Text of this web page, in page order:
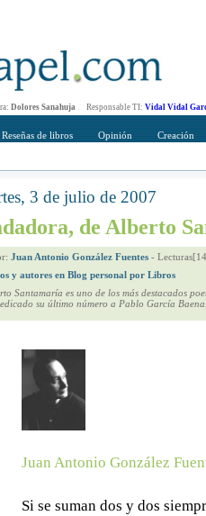
Dolores Sanahuja Responsable TI: Vidal Vidal
Reseñas de libros Opinión Creación
3 de julio de 2007
de Alberto
Juan Antonio González Fuentes -
y autores en Blog personal por Libros
Santamaría es uno de los más destacados
su último número a Pablo García
Juan Antonio González
Si se suman dos y dos